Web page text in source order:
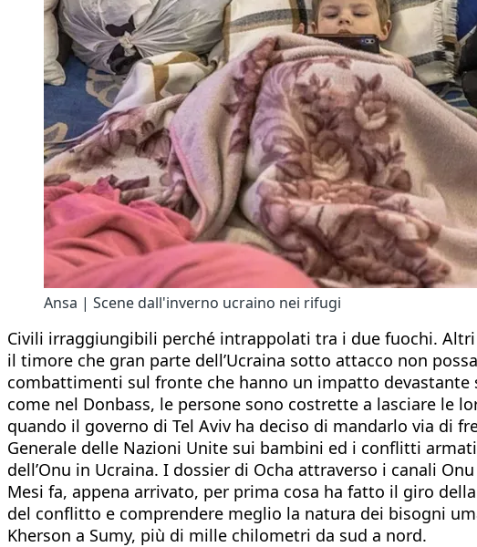
Ansa | Scene dall'inverno ucraino nei rifugi
Civili irraggiungibili perché intrappolati tra i due fuochi.
il timore che gran parte dell’Ucraina sotto attacco non
combattimenti sul fronte che hanno un impatto
come nel Donbass, le persone sono costrette a lasciare le
quando il governo di Tel Aviv ha deciso di mandarlo via di
Generale delle Nazioni Unite sui bambini ed i conflitti
dell’Onu in Ucraina. I dossier di Ocha attraverso i canali
Mesi fa, appena arrivato, per prima cosa ha fatto il giro
del conflitto e comprendere meglio la natura dei bisogni
Kherson a Sumy, più di mille chilometri da sud a nord.